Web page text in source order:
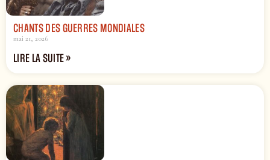
CHANTS DES GUERRES MONDIALES
mai 21, 2026
LIRE LA SUITE »